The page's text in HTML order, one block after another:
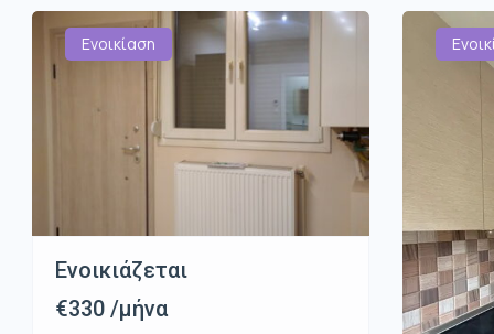
Ενοικίαση
Ενοικιάζεται
€330 /μήνα